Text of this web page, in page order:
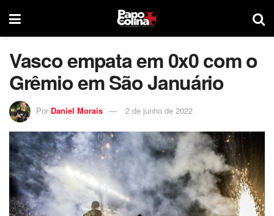
Vasco empata em 0x0 com o
Grêmio em São Januário
Por Daniel Morais 2 de junho de 2022